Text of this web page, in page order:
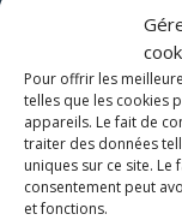
Pour offrir les
telles que les cookies
appareils. Le fait de
traiter des données
uniques sur ce site.
consentement peut
et fonctions.
34 Bd du BAB,
Cliquez sur